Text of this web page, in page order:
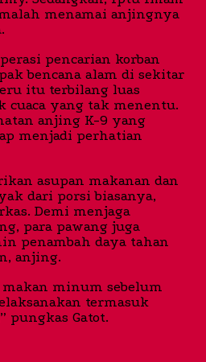
menamai anjingnya
pencarian korban
bencana alam di sekitar
itu terbilang luas
cuaca yang tak menentu.
anjing K-9 yang
menjadi perhatian
asupan makanan dan
dari porsi biasanya,
Demi menjaga
para pawang juga
penambah daya tahan
anjing.
minum sebelum
termasuk
pungkas Gatot.